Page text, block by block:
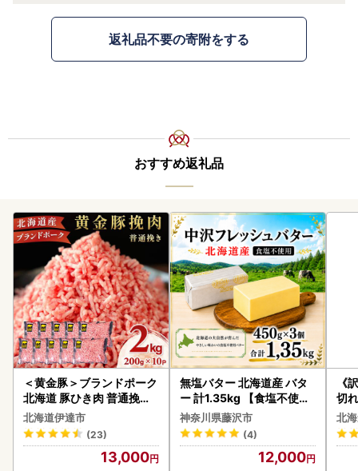
返礼品不要の寄附をする
おすすめ返礼品
＜黄金豚＞ブランドポーク
北海道 豚ひき肉 普通挽き
200g 10パック 計2kg
北海道伊達市
(23)
13,000
無塩バター 北海道産 バタ
ー 計1.35kg 【食塩不使用
】
神奈川県藤沢市
(4)
12,000
《
切
0g
北